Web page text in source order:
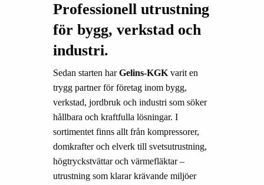
Professionell utrustning
för bygg, verkstad och
industri.
Sedan starten harGelins-KGKvarit en
trygg partner för företag inom bygg,
verkstad, jordbruk och industri som söker
hållbara och kraftfulla lösningar. I
sortimentet finns allt från kompressorer,
domkrafter och elverk till svetsutrustning,
högtryckstvättar och värmefläktar –
utrustning som klarar krävande miljöer